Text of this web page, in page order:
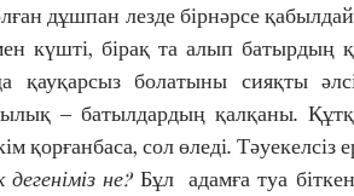
дұшпан лезде бірнәрсе
күшті, бірақ та алып батырдың
қауқарсыз болатыны сияқты
‒ батылдардың қалқаны.
қорғанбаса, сол өледі. Тәуекелсіз
дегеніміз не?
Бұл  адамға туа